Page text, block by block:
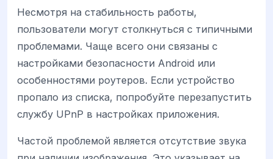
Несмотря на стабильность работы,
пользователи могут столкнуться с типичными
проблемами. Чаще всего они связаны с
настройками безопасности Android или
особенностями роутеров. Если устройство
пропало из списка, попробуйте перезапустить
службу UPnP в настройках приложения.
Частой проблемой является отсутствие звука